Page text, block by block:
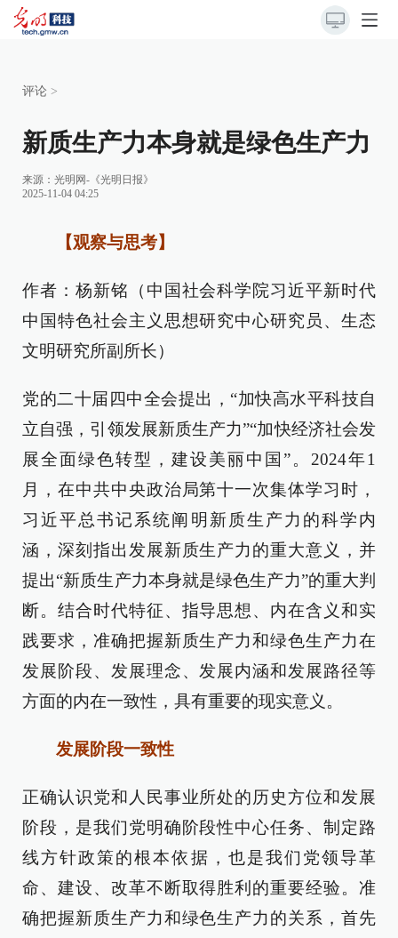
评论 >
新质生产力本身就是绿色生产力
来源： 光明网-《光明日报》
2025-11-04 04:25
【观察与思考】
作者：杨新铭（中国社会科学院习近平新时代
中国特色社会主义思想研究中心研究员、生态
文明研究所副所长）
党的二十届四中全会提出，“加快高水平科技自
立自强，引领发展新质生产力”“加快经济社会发
展全面绿色转型，建设美丽中国”。2024年1
月，在中共中央政治局第十一次集体学习时，
习近平总书记系统阐明新质生产力的科学内
涵，深刻指出发展新质生产力的重大意义，并
提出“新质生产力本身就是绿色生产力”的重大判
断。结合时代特征、指导思想、内在含义和实
践要求，准确把握新质生产力和绿色生产力在
发展阶段、发展理念、发展内涵和发展路径等
方面的内在一致性，具有重要的现实意义。
发展阶段一致性
正确认识党和人民事业所处的历史方位和发展
阶段，是我们党明确阶段性中心任务、制定路
线方针政策的根本依据，也是我们党领导革
命、建设、改革不断取得胜利的重要经验。准
确把握新质生产力和绿色生产力的关系，首先